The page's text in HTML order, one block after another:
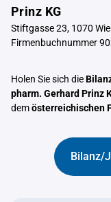
Prinz KG
Stiftgasse 23, 1070
Firmenbuchnummer
Holen Sie sich die
pharm. Gerhard Prinz
demösterreichischen
Bilanz/